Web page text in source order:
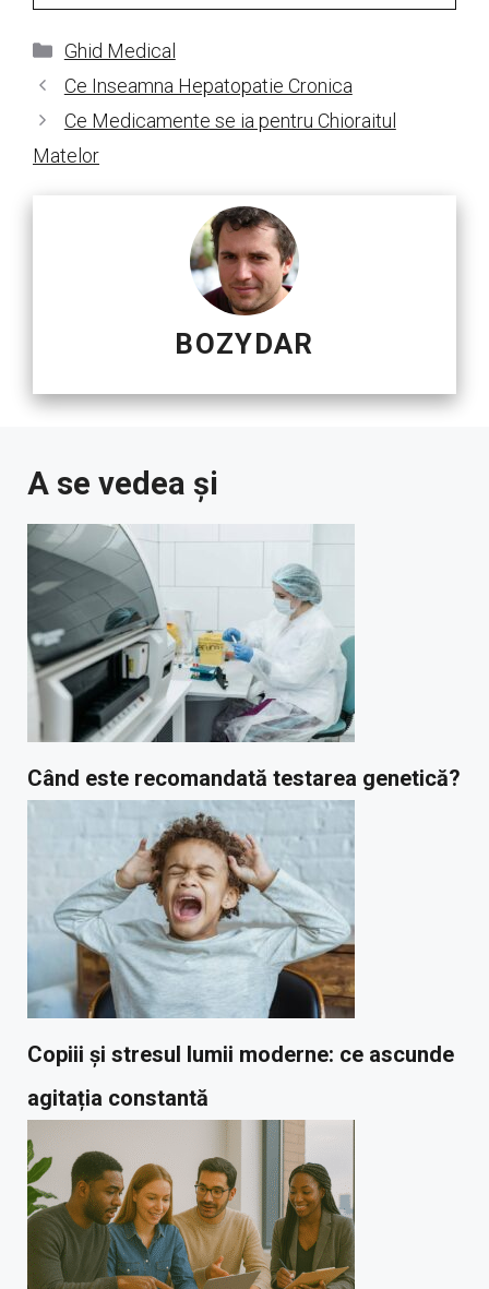
Categorii
Ghid Medical
Ce Inseamna Hepatopatie Cronica
Ce Medicamente se ia pentru Chioraitul
Matelor
BOZYDAR
A se vedea și
Când este recomandată testarea genetică?
Copiii și stresul lumii moderne: ce ascunde
agitația constantă